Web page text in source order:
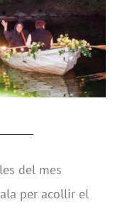
del mes
per acollir el